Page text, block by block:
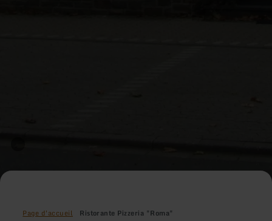
Page d'accueil Ristorante Pizzeria "Roma"